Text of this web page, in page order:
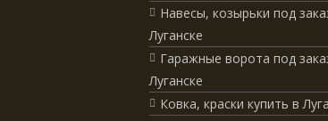
Навесы, козырьки под
Луганске
Гаражные ворота под
Луганске
Ковка, краски купить в